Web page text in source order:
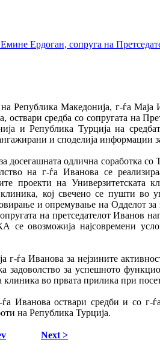
Ердоган, сопруга на
Република Македонија, г-ѓа
оствари средба со сопругата на
и Република Турција на
и споделија информации
досегашната одлична соработка
на г-ѓа Иванова се
проекти на
кој свечено се пушти во
и опремување на Одделот
на претседателот Иванов
овозможија најсовремени
г-ѓа Иванова за нејзините
задоволство за успешното
клиника во првата прилика при
Иванова оствари средби и со
на Република Турција.
Next >